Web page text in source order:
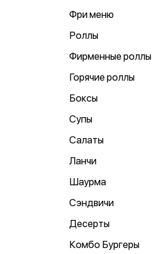
Фри меню
Роллы
Фирменные роллы
Горячие роллы
Боксы
Супы
Салаты
Ланчи
Шаурма
Сэндвичи
Десерты
Комбо Бургеры